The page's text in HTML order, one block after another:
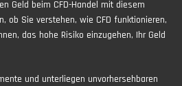
Geld beim CFD-Handel mit diesem
ob Sie verstehen, wie CFD funktionieren,
das hohe Risiko einzugehen, Ihr Geld
und unterliegen unvorhersehbaren